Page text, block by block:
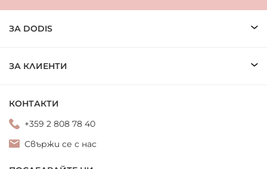
ЗА DODIS
ЗА КЛИЕНТИ
КОНТАКТИ
+359 2 808 78 40
Свържи се с нас